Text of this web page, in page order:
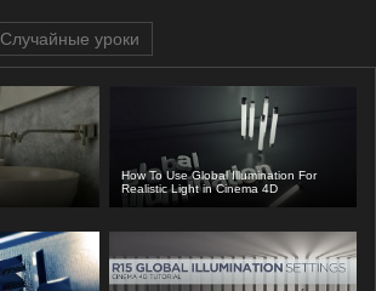
Случайные уроки
How To Use Global Illumination For
Realistic Light in Cinema 4D